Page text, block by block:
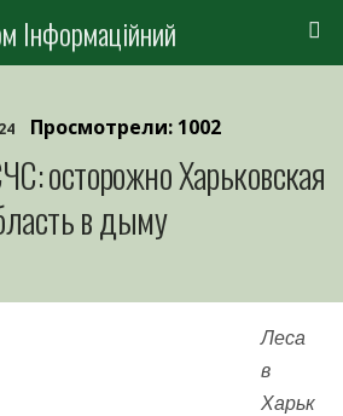
Інформаційний
Просмотрели: 1002
осторожно Харьковская
в дыму
Леса
в
Харьк